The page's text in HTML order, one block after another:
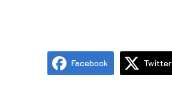
Facebook Twitter